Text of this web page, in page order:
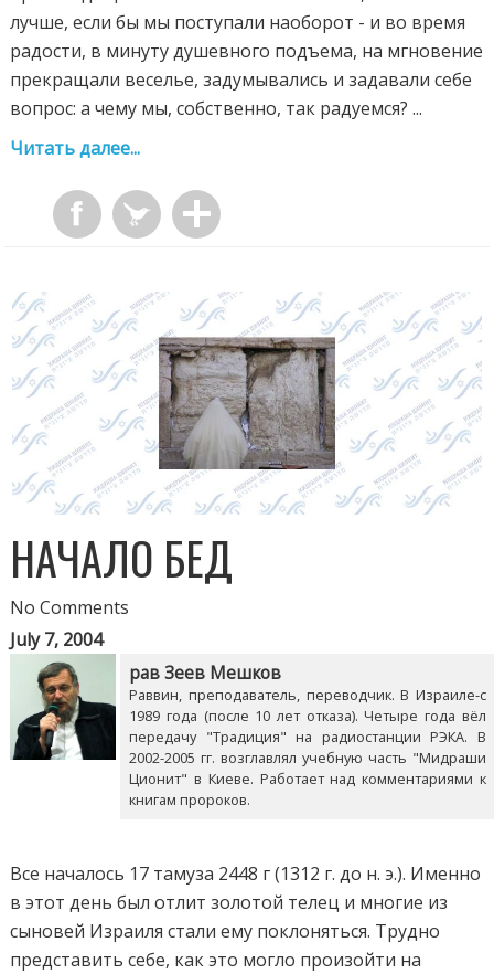
лучше, если бы мы поступали наоборот - и во время
радости, в минуту душевного подъема, на мгновение
прекращали веселье, задумывались и задавали себе
вопрос: а чему мы, собственно, так радуемся? ...
Читать далее...
НАЧАЛО БЕД
No Comments
July 7, 2004
рав Зеев Мешков
Раввин, преподаватель, переводчик. В Израиле-с
1989 года (после 10 лет отказа). Четыре года вёл
передачу "Традиция" на радиостанции РЭКА. В
2002-2005 гг. возглавлял учебную часть "Мидраши
Ционит" в Киеве. Работает над комментариями к
книгам пророков.
Все началось 17 тамуза 2448 г (1312 г. до н. э.). Именно
в этот день был отлит золотой телец и многие из
сыновей Израиля стали ему поклоняться. Трудно
представить себе, как это могло произойти на